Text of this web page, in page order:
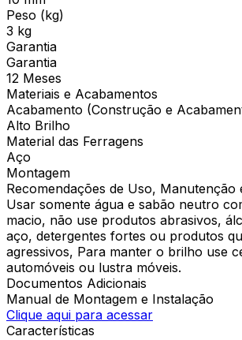
Peso (kg)
3 kg
Garantia
Garantia
12 Meses
Materiais e Acabamentos
Acabamento (Construção e
Alto Brilho
Material das Ferragens
Aço
Montagem
Recomendações de Uso, Manutenção
Usar somente água e sabão neutro
macio, não use produtos abrasivos,
aço, detergentes fortes ou produtos
agressivos, Para manter o brilho use
automóveis ou lustra móveis.
Documentos Adicionais
Manual de Montagem e Instalação
Clique aqui para acessar
Características